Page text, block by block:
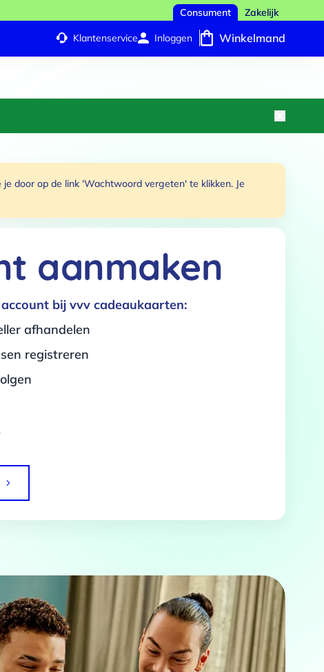
te bieden en om ons
voor social media,
je aan ze hebt verstrekt of die
Consument Zakelijk
Klantenservice Inloggen Winkelmand
door op de link 'Wachtwoord vergeten' te klikken. Je
aanmaken
bij vvv cadeaukaarten:
afhandelen
registreren